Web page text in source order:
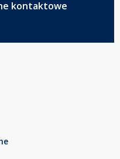
kontaktowe